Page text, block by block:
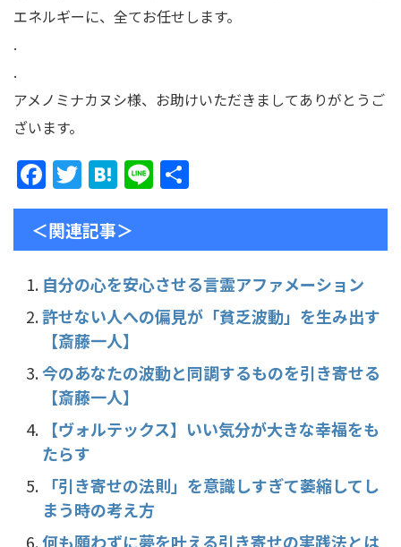
エネルギーに、全てお任せします。
.
.
アメノミナカヌシ様、お助けいただきましてありがとうご
ざいます。
F
a
c
e
b
o
o
k
T
w
itt
er
H
at
e
n
a
Li
n 有
＜関連記事＞
自分の心を安心させる言霊アファメーション
許せない人への偏見が「貧乏波動」を生み出す
【斎藤一人】
今のあなたの波動と同調するものを引き寄せる
【斎藤一人】
【ヴォルテックス】いい気分が大きな幸福をも
たらす
「引き寄せの法則」を意識しすぎて萎縮してし
まう時の考え方
何も願わずに夢を叶える引き寄せの実践法とは